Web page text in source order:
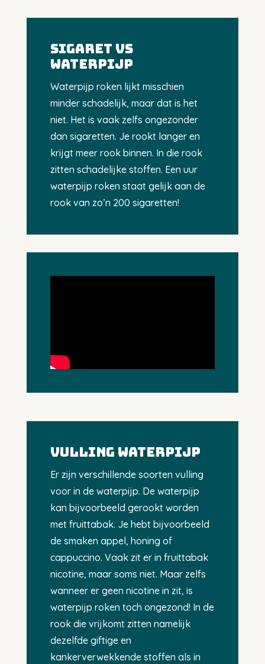
SIGARET VS
WATERPIJP
Waterpijp roken lijkt misschien
minder schadelijk, maar dat is het
niet. Het is vaak zelfs ongezonder
dan sigaretten. Je rookt langer en
krijgt meer rook binnen. In die rook
zitten schadelijke stoffen. Een uur
waterpijp roken staat gelijk aan de
rook van zo’n 200 sigaretten!
VULLING WATERPIJP
Er zijn verschillende soorten vulling
voor in de waterpijp. De waterpijp
kan bijvoorbeeld gerookt worden
met fruittabak. Je hebt bijvoorbeeld
de smaken appel, honing of
cappuccino. Vaak zit er in fruittabak
nicotine, maar soms niet. Maar zelfs
wanneer er geen nicotine in zit, is
waterpijp roken toch ongezond! In de
rook die vrijkomt zitten namelijk
dezelfde giftige en
kankerverwekkende stoffen als in